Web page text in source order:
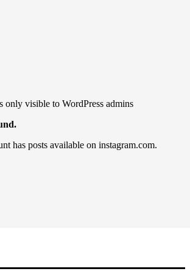
only visible to WordPress admins
has posts available on instagram.com.